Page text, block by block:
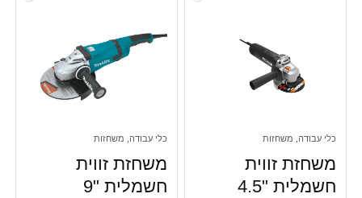
כלי עבודה, משחזות
משחזת זווית
חשמלית "4.5
כלי עבודה, משחזות
משחזת זווית
חשמלית "9